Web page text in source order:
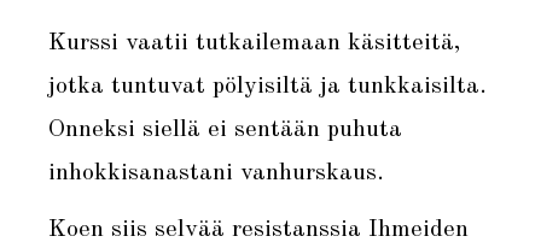
Kurssi vaatii tutkailemaan käsitteitä,
jotka tuntuvat pölyisiltä ja tunkkaisilta.
Onneksi siellä ei sentään puhuta
inhokkisanastani vanhurskaus.
Koen siis selvää resistanssia Ihmeiden